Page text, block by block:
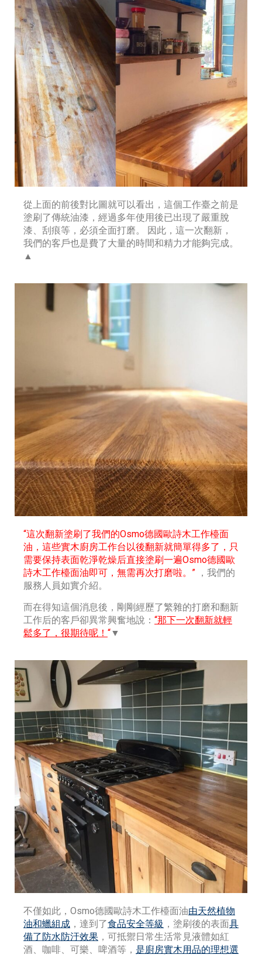
從上面的前後對比圖就可以看出，這個工作臺之前是
塗刷了傳統油漆，經過多年使用後已出現了嚴重脫
漆、刮痕等，必須全面打磨。 因此，這一次翻新，
我們的客戶也是費了大量的時間和精力才能夠完成。
▲
“這次翻新塗刷了我們的Osmo德國歐詩木工作檯面
油，這些實木廚房工作台以後翻新就簡單得多了，只
需要保持表面乾淨乾燥后直接塗刷一遍Osmo德國歐
詩木工作檯面油即可，無需再次打磨啦。” ，我們的
服務人員如實介紹。
而在得知這個消息後，剛剛經歷了繁雜的打磨和翻新
工作后的客戶卻異常興奮地說： “那下一次翻新就輕
鬆多了，很期待呢！ “▼
不僅如此，Osmo德國歐詩木工作檯面油由天然植物
油和蠟組成 ，達到了食品安全等級 ，塗刷後的表面具
備了防水防汙效果 ，可抵禦日常生活常見液體如紅
酒、咖啡、可樂、啤酒等， 是廚房實木用品的理想選